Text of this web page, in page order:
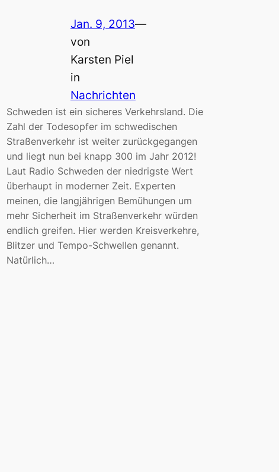
Jan. 9, 2013—
von
Karsten Piel
in
Nachrichten
Schweden ist ein sicheres Verkehrsland. Die
Zahl der Todesopfer im schwedischen
Straßenverkehr ist weiter zurückgegangen
und liegt nun bei knapp 300 im Jahr 2012!
Laut Radio Schweden der niedrigste Wert
überhaupt in moderner Zeit. Experten
meinen, die langjährigen Bemühungen um
mehr Sicherheit im Straßenverkehr würden
endlich greifen. Hier werden Kreisverkehre,
Blitzer und Tempo-Schwellen genannt.
Natürlich…